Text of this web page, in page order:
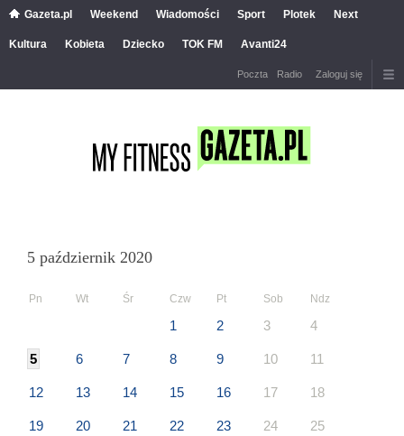
Gazeta.pl Weekend Wiadomości Sport Plotek Next
Kultura Kobieta Dziecko TOK FM Avanti24
Poczta Radio Zaloguj się
5 październik 2020
Pn Wt Śr Czw Pt Sob Ndz
1 2 3 4
5 6 7 8 9 10 11
12 13 14 15 16 17 18
19 20 21 22 23 24 25